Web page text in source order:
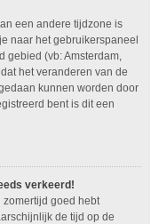
een andere tijdzone is
naar het gebruikerspaneel
gebied (vb: Amsterdam,
het veranderen van de
kunnen worden door
bent is dit een
verkeerd!
zomertijd goed hebt
de tijd op de